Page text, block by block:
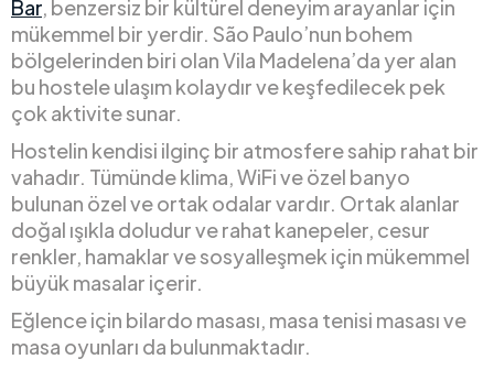
Bar, benzersiz bir kültürel deneyim arayanlar için
mükemmel bir yerdir. São Paulo’nun bohem
bölgelerinden biri olan Vila Madelena’da yer alan
bu hostele ulaşım kolaydır ve keşfedilecek pek
çok aktivite sunar.
Hostelin kendisi ilginç bir atmosfere sahip rahat bir
vahadır. Tümünde klima, WiFi ve özel banyo
bulunan özel ve ortak odalar vardır. Ortak alanlar
doğal ışıkla doludur ve rahat kanepeler, cesur
renkler, hamaklar ve sosyalleşmek için mükemmel
büyük masalar içerir.
Eğlence için bilardo masası, masa tenisi masası ve
masa oyunları da bulunmaktadır.